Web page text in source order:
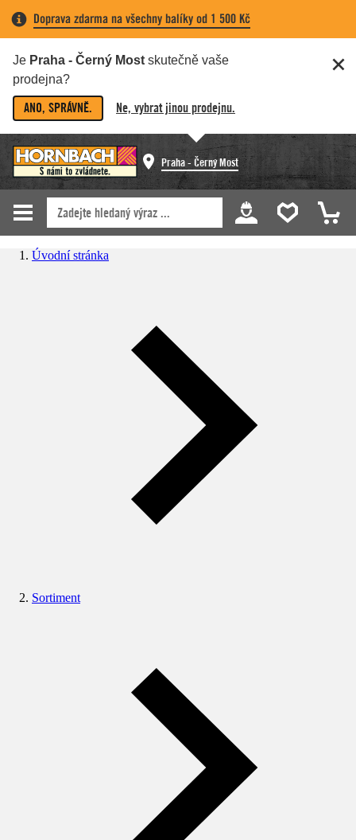
Doprava zdarma na všechny balíky od 1 500 Kč
Je Praha - Černý Most skutečně vaše
prodejna?
ANO, SPRÁVNĚ. Ne, vybrat jinou prodejnu.
Praha - Černý Most
Úvodní stránka
Sortiment